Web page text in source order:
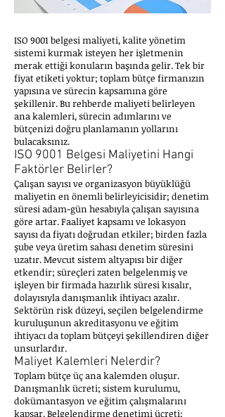
ISO 9001 belgesi maliyeti, kalite yönetim
sistemi kurmak isteyen her işletmenin
merak ettiği konuların başında gelir. Tek bir
fiyat etiketi yoktur; toplam bütçe firmanızın
yapısına ve sürecin kapsamına göre
şekillenir. Bu rehberde maliyeti belirleyen
ana kalemleri, sürecin adımlarını ve
bütçenizi doğru planlamanın yollarını
bulacaksınız.
ISO 9001 Belgesi Maliyetini Hangi
Faktörler Belirler?
Çalışan sayısı ve organizasyon büyüklüğü
maliyetin en önemli belirleyicisidir; denetim
süresi adam-gün hesabıyla çalışan sayısına
göre artar. Faaliyet kapsamı ve lokasyon
sayısı da fiyatı doğrudan etkiler; birden fazla
şube veya üretim sahası denetim süresini
uzatır. Mevcut sistem altyapısı bir diğer
etkendir; süreçleri zaten belgelenmiş ve
işleyen bir firmada hazırlık süresi kısalır,
dolayısıyla danışmanlık ihtiyacı azalır.
Sektörün risk düzeyi, seçilen belgelendirme
kuruluşunun akreditasyonu ve eğitim
ihtiyacı da toplam bütçeyi şekillendiren diğer
unsurlardır.
Maliyet Kalemleri Nelerdir?
Toplam bütçe üç ana kalemden oluşur.
Danışmanlık ücreti; sistem kurulumu,
dokümantasyon ve eğitim çalışmalarını
kapsar. Belgelendirme denetimi ücreti;